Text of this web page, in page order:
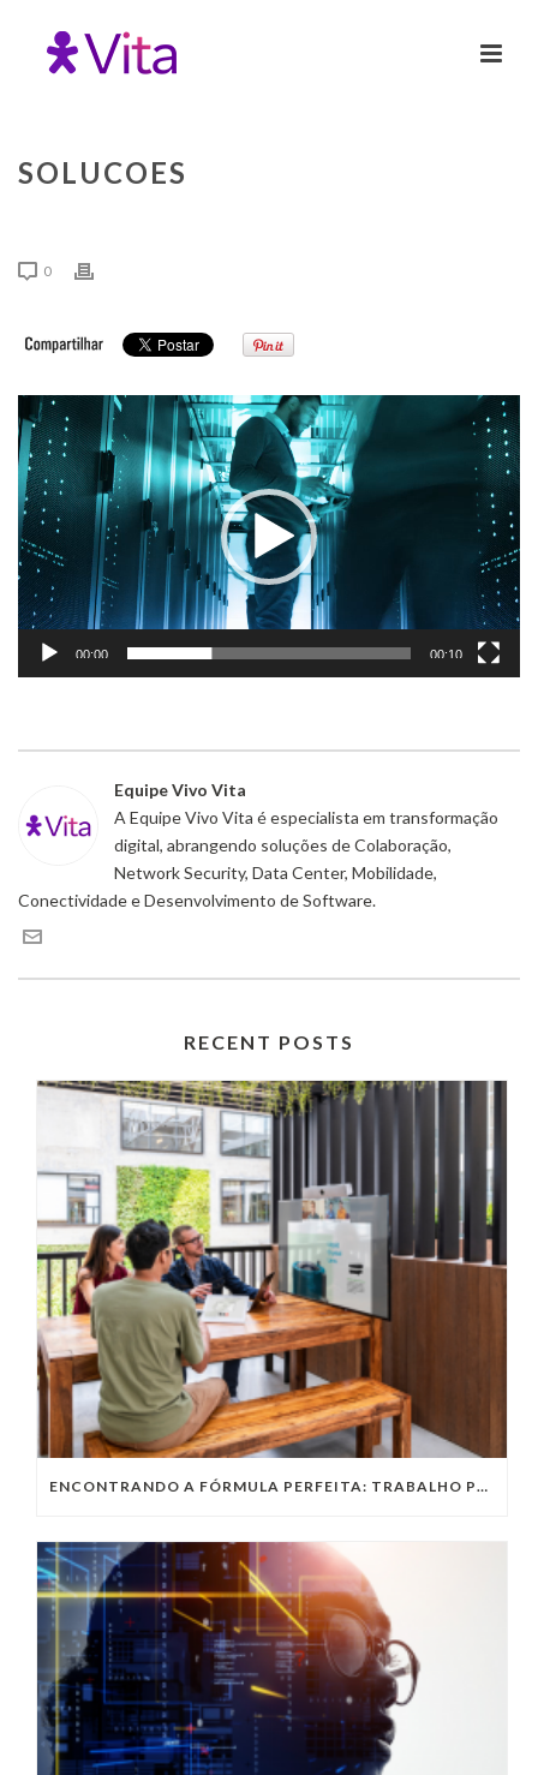
SOLUCOES
0
Tocador
de
vídeo
00:00 00:10
Equipe Vivo Vita
A Equipe Vivo Vita é especialista em transformação
digital, abrangendo soluções de Colaboração,
Network Security, Data Center, Mobilidade,
Conectividade e Desenvolvimento de Software.
RECENT POSTS
ENCONTRANDO A FÓRMULA PERFEITA: TRABALHO PRESENCIAL, HOME OFFICE OU TRABALHO HÍBRIDO?